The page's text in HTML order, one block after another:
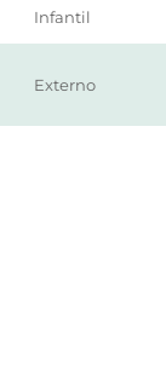
Infantil
Externo